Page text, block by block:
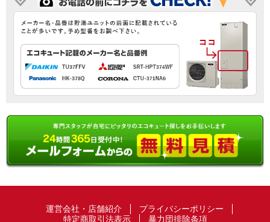
運営会社・店舗紹介
プライバシーポリシー
特定商取引法表示
暴力団排除条項